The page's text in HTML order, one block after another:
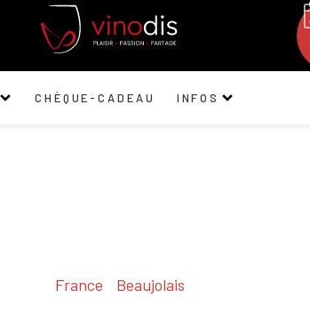
CHÈQUE-CADEAU INFOS
France Beaujolais